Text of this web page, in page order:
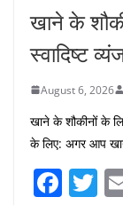
खाने के
स्वादिष्ट
August 6, 2026
खाने के शौकीनों के
के लिए: अगर आप
F T